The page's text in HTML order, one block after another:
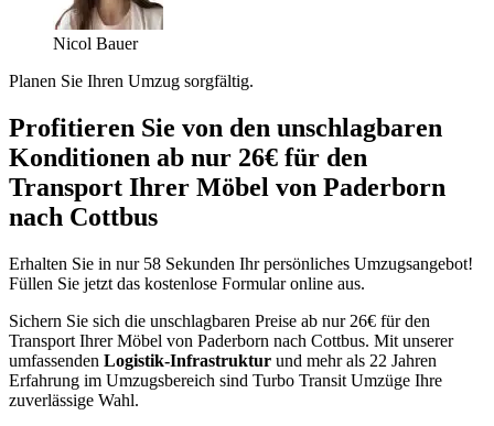
Nicol Bauer
Planen Sie Ihren Umzug sorgfältig.
Profitieren Sie von den unschlagbaren
Konditionen ab nur 26€ für den
Transport Ihrer Möbel von Paderborn
nach Cottbus
Erhalten Sie in nur 58 Sekunden Ihr persönliches Umzugsangebot!
Füllen Sie jetzt das kostenlose Formular online aus.
Sichern Sie sich die unschlagbaren Preise ab nur 26€ für den
Transport Ihrer Möbel von Paderborn nach Cottbus. Mit unserer
umfassenden Logistik-Infrastruktur und mehr als 22 Jahren
Erfahrung im Umzugsbereich sind Turbo Transit Umzüge Ihre
zuverlässige Wahl.